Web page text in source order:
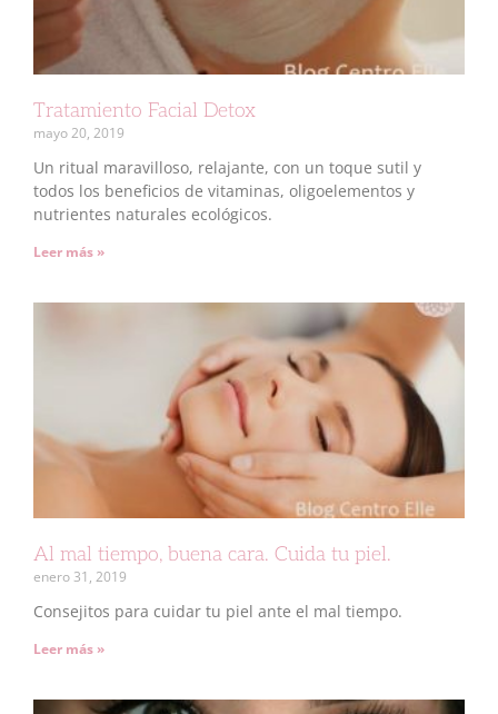
Tratamiento Facial Detox
mayo 20, 2019
Un ritual maravilloso, relajante, con un toque sutil y
todos los beneficios de vitaminas, oligoelementos y
nutrientes naturales ecológicos.
Leer más »
Al mal tiempo, buena cara. Cuida tu piel.
enero 31, 2019
Consejitos para cuidar tu piel ante el mal tiempo.
Leer más »